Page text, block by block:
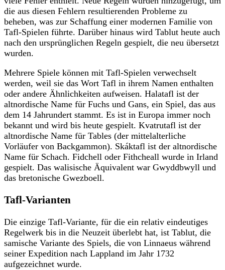
die aus diesen Fehlern resultierenden Probleme zu
beheben, was zur Schaffung einer modernen Familie von
Tafl-Spielen führte. Darüber hinaus wird Tablut heute auch
nach den ursprünglichen Regeln gespielt, die neu übersetzt
wurden.
Mehrere Spiele können mit Tafl-Spielen verwechselt
werden, weil sie das Wort Tafl in ihrem Namen enthalten
oder andere Ähnlichkeiten aufweisen. Halatafl ist der
altnordische Name für Fuchs und Gans, ein Spiel, das aus
dem 14 Jahrundert stammt. Es ist in Europa immer noch
bekannt und wird bis heute gespielt. Kvatrutafl ist der
altnordische Name für Tables (der mittelalterliche
Vorläufer von Backgammon). Skáktafl ist der altnordische
Name für Schach. Fidchell oder Fithcheall wurde in Irland
gespielt. Das walisische Äquivalent war Gwyddbwyll und
das bretonische Gwezboell.
Tafl-Varianten
Die einzige Tafl-Variante, für die ein relativ eindeutiges
Regelwerk bis in die Neuzeit überlebt hat, ist Tablut, die
samische Variante des Spiels, die von Linnaeus während
seiner Expedition nach Lappland im Jahr 1732
aufgezeichnet wurde.